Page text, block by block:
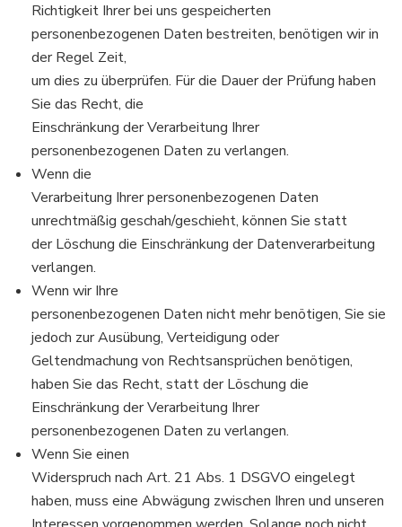
Richtigkeit Ihrer bei uns gespeicherten
personenbezogenen Daten bestreiten, benötigen wir in
der Regel Zeit,
um dies zu überprüfen. Für die Dauer der Prüfung haben
Sie das Recht, die
Einschränkung der Verarbeitung Ihrer
personenbezogenen Daten zu verlangen.
Wenn die
Verarbeitung Ihrer personenbezogenen Daten
unrechtmäßig geschah/geschieht, können Sie statt
der Löschung die Einschränkung der Datenverarbeitung
verlangen.
Wenn wir Ihre
personenbezogenen Daten nicht mehr benötigen, Sie sie
jedoch zur Ausübung, Verteidigung oder
Geltendmachung von Rechtsansprüchen benötigen,
haben Sie das Recht, statt der Löschung die
Einschränkung der Verarbeitung Ihrer
personenbezogenen Daten zu verlangen.
Wenn Sie einen
Widerspruch nach Art. 21 Abs. 1 DSGVO eingelegt
haben, muss eine Abwägung zwischen Ihren und unseren